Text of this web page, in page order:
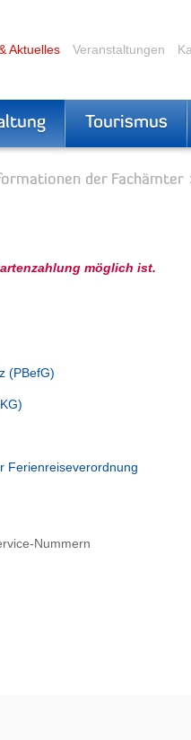
Aktuelles Veranstaltungen
Tourismus
der Fachämter
möglich ist.
(PBefG)
Ferienreiseverordnung
Nummern